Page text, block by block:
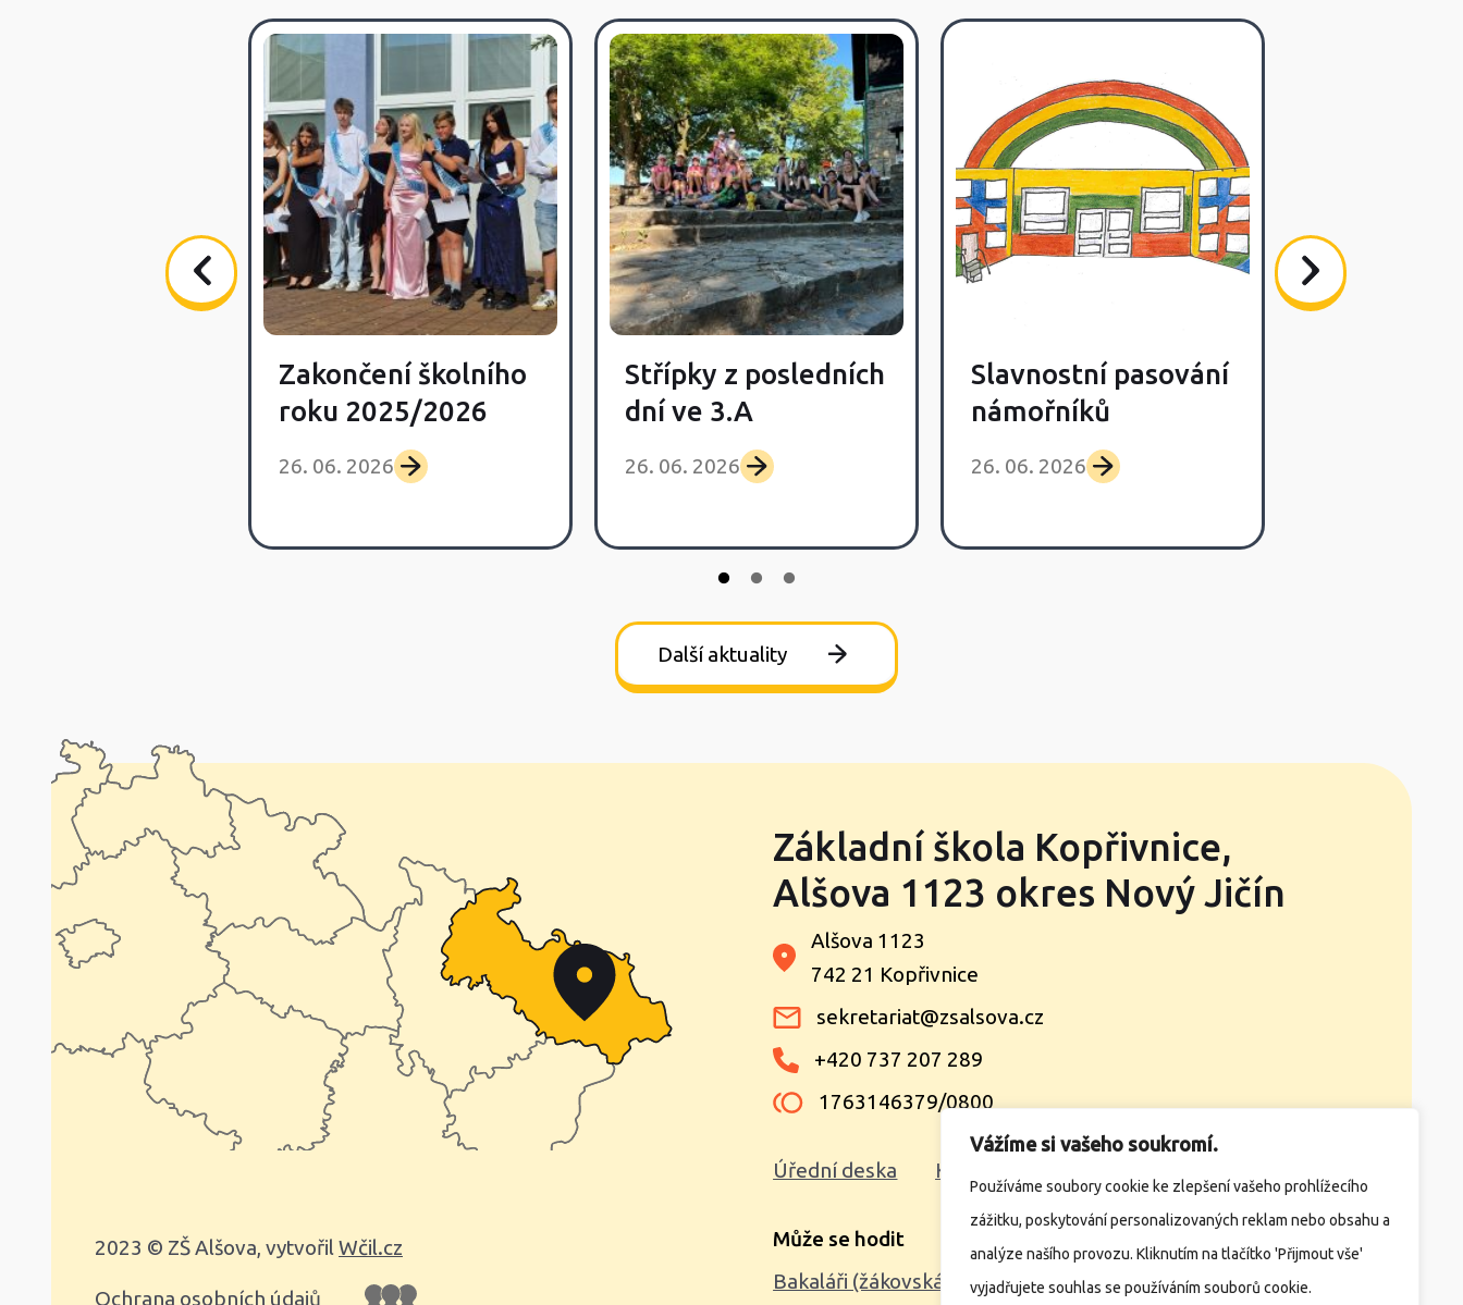
Vážíme si vašeho soukromí.
Používáme soubory cookie ke zlepšení vašeho prohlížecího
zážitku, poskytování personalizovaných reklam nebo obsahu a
analýze našího provozu. Kliknutím na tlačítko 'Přijmout vše'
vyjadřujete souhlas se používáním souborů cookie.
Zakončení školního
roku 2025/2026
26. 06. 2026
Střípky z posledních
dní ve 3.A
26. 06. 2026
Slavnostní pasování
námořníků
26. 06. 2026
Další aktuality
Základní škola Kopřivnice,
Alšova 1123 okres Nový Jičín
Alšova 1123
742 21 Kopřivnice
sekretariat@zsalsova.cz
+420 737 207 289
1763146379/0800
Úřední deska Kontakty
Může se hodit
Bakaláři (žákovská knížka)
Školní e-mail E-strava
2023 © ZŠ Alšova, vytvořilWčil.cz
Ochrana osobních údajů